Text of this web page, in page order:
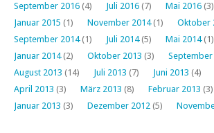
September 2016 (4) Juli 2016 (7) Mai 2016 (3)
Januar 2015 (1) November 2014(1) Oktober
September 2014(1) Juli 2014(5) Mai 2014(1)
Januar 2014(2) Oktober 2013 (3) September
August 2013 (14) Juli 2013 (7) Juni 2013 (4)
April 2013 (3) März 2013 (8) Februar 2013 (3)
Januar 2013 (3) Dezember 2012 (5)